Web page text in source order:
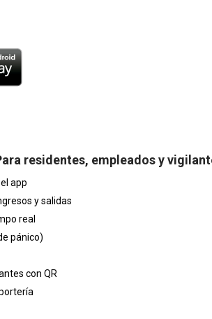
residentes, empleados y
app
y salidas
real
pánico)
con QR